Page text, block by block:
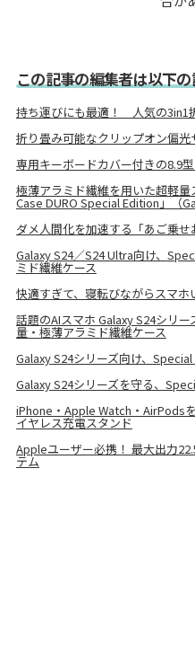
この記事の編集者は以下
持ち運びにも最適！ 人気の3in1
折り畳み可能なクリップオン偏光
専用キーボードカバー付きの8.9
極薄アラミド繊維を用いた超軽
Case DURO Special Edition」（
ダメ人間化を加速する「あご乗せ
Galaxy S24／S24 Ultra向け、
ミド繊維ケース
快適すぎて、寝転びながらスマ
話題のAIスマホ Galaxy S24シリ
量・極薄アラミド繊維ケース
Galaxy S24シリーズ向け、
Galaxy S24シリーズを守る、
iPhone・Apple Watch・AirPods
イヤレス充電スタンド
Appleユーザー必携！ 最大出力
テム